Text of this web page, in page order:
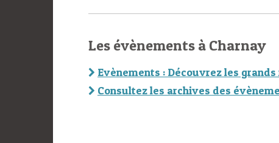
Les évènements à Charnay
Evènements : Découvrez les
Consultez les archives des